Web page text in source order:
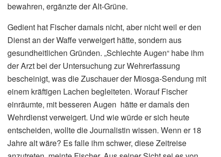
bewahren, ergänzte der Alt-Grüne.
Gedient hat Fischer damals nicht, aber nicht weil er den
Dienst an der Waffe verweigert hätte, sondern aus
gesundheitlichen Gründen. „Schlechte Augen“ habe ihm
der Arzt bei der Untersuchung zur Wehrerfassung
bescheinigt, was die Zuschauer der Miosga-Sendung mit
einem kräftigen Lachen begleiteten. Worauf Fischer
einräumte, mit besseren Augen hätte er damals den
Wehrdienst verweigert. Und wie würde er sich heute
entscheiden, wollte die Journalistin wissen. Wenn er 18
Jahre alt wäre? Es falle ihm schwer, diese Zeitreise